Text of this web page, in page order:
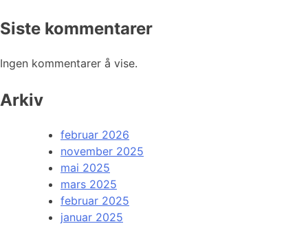
Siste kommentarer
Ingen kommentarer å vise.
Arkiv
februar 2026
november 2025
mai 2025
mars 2025
februar 2025
januar 2025